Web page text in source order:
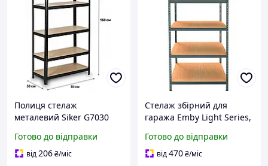
Полиця стелаж
металевий Siker G7030
навантаження 750 кг
збірної для гаража
Готово до відправки
від206₴/міс
Стелаж збірний для
гаража Emby Light Series,
до 100кг, чорний /Svart/ -
stunning-products-for-life-
Готово до відправки
від470₴/міс